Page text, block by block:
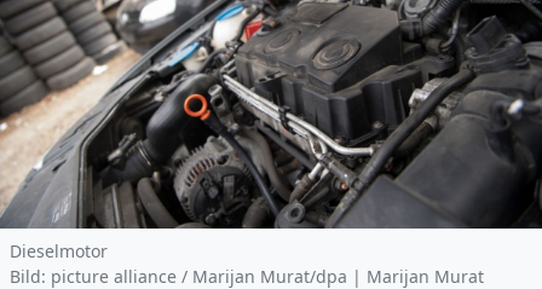
Dieselmotor
Bild: picture alliance / Marijan Murat/dpa | Marijan Murat